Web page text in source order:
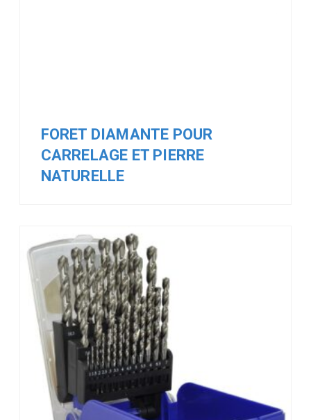
FORET DIAMANTE POUR
CARRELAGE ET PIERRE
NATURELLE